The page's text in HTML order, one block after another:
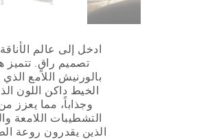
ادخل إلى عالم
تصميم راقٍ. تتميز
بالورنيش اللامع
الخيط داكن اللون
وجذاباً، مما يعزز
التشطيبات اللامعة
الذين يقدرون روعة